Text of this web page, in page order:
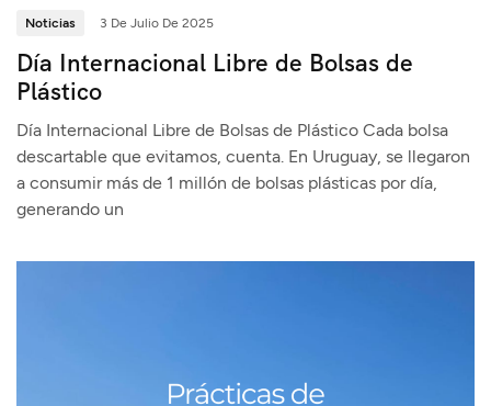
Noticias 3 De Julio De 2025
Día Internacional Libre de Bolsas de
Plástico
Día Internacional Libre de Bolsas de Plástico Cada bolsa
descartable que evitamos, cuenta. En Uruguay, se llegaron
a consumir más de 1 millón de bolsas plásticas por día,
generando un